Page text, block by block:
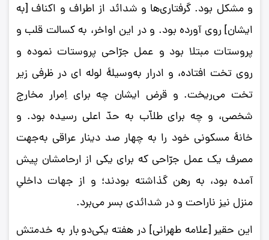
و مشکل بود. گرفتاری‌ها و شدائد از اطراف و اکناف [به
ایشان] روی‌ آورده بود. و در این اواخر، به کسالت قلب و
پروستات مبتلا بود و عمل جرّاحی پروستات نموده و
روی تخت افتاده، و ادرار به‌وسیلۀ لوله ای در ظرفی زیر
تخت می‌ریخت. و قرض ایشان چه برای اِمرار مخارج
شخصی، و چه برای طلاّب به حدّ اعلی رسیده بود. و
خانۀ مسکونی خود را به چهار صد دینار عراقی به‌جهت
مصرف یک عمل جرّاحی که برای یکی از ارحامشان پیش
آمده بود، به رهن گذاشته بودند؛ و از جهات داخلیِ
منزل نیز ناراحت و در شدائدی بسر می‌برد.
این حقیر [علامه طهرانی] در هفته یکی‌دو بار به خدمتش